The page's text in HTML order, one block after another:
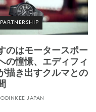
PARTNERSHIP
のはモータースポー
の憧憬、エディフィ
描き出すクルマとの
JAPAN